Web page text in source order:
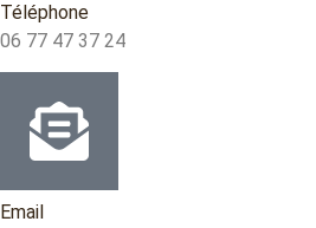
Téléphone
06 77 47 37 24
Email